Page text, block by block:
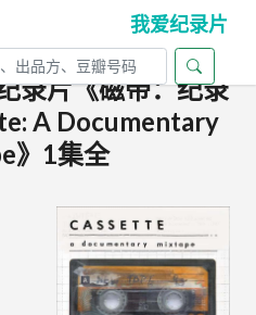
我爱纪录片
录片《磁带：纪录
A Documentary
》1集全